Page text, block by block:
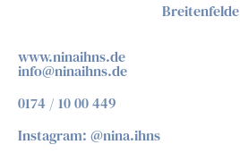
Breitenfelde
www.ninaihns.de
info@ninaihns.de
0174 / 10 00 449
Instagram: @nina.ihns